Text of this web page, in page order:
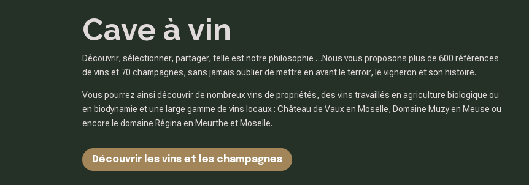
Cave à vin
Découvrir, sélectionner, partager, telle est notre philosophie …Nous vous proposons plus de 600 références
de vins et 70 champagnes, sans jamais oublier de mettre en avant le terroir, le vigneron et son histoire.
Vous pourrez ainsi découvrir de nombreux vins de propriétés, des vins travaillés en agriculture biologique ou
en biodynamie et une large gamme de vins locaux : Château de Vaux en Moselle, Domaine Muzy en Meuse ou
encore le domaine Régina en Meurthe et Moselle.
Découvrir les vins et les champagnes